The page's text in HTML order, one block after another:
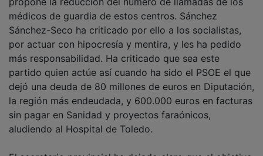
médicos de guardia de estos centros. Sánchez
Sánchez-Seco ha criticado por ello a los socialistas,
por actuar con hipocresía y mentira, y les ha pedido
más responsabilidad. Ha criticado que sea este
partido quien actúe así cuando ha sido el PSOE el que
dejó una deuda de 80 millones de euros en Diputación,
la región más endeudada, y 600.000 euros en facturas
sin pagar en Sanidad y proyectos faraónicos,
aludiendo al Hospital de Toledo.